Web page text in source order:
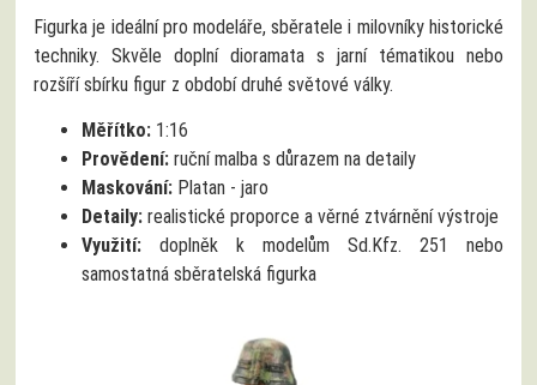
Figurka je ideální pro modeláře, sběratele i milovníky historické
techniky. Skvěle doplní dioramata s jarní tématikou nebo
rozšíří sbírku figur z období druhé světové války.
Měřítko: 1:16
Provědení: ruční malba s důrazem na detaily
Maskování: Platan - jaro
Detaily: realistické proporce a věrné ztvárnění výstroje
Využití: doplněk k modelům Sd.Kfz. 251 nebo
samostatná sběratelská figurka